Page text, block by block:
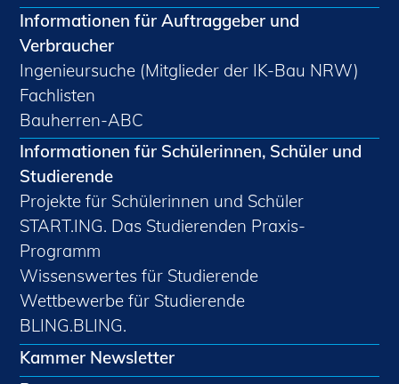
Informationen für Auftraggeber und
Verbraucher
Ingenieursuche (Mitglieder der IK-Bau NRW)
Fachlisten
Bauherren-ABC
Informationen für Schülerinnen, Schüler und
Studierende
Projekte für Schülerinnen und Schüler
START.ING. Das Studierenden Praxis-
Programm
Wissenswertes für Studierende
Wettbewerbe für Studierende
BLING.BLING.
Kammer Newsletter